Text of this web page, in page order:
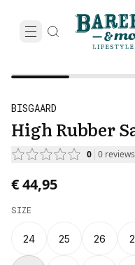
BISGAARD
High Rubber
0 0 reviews
€ 44,95
SIZE
24 25 26